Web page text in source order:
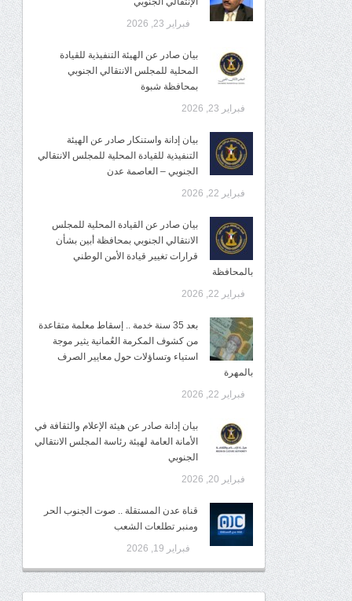
فبراير 23, 2026
بيان صادر عن الهيئة التنفيذية للقيادة
المحلية للمجلس الانتقالي الجنوبي
بمحافظة شبوة
فبراير 23, 2026
بيان إدانة واستنكار صادر عن الهيئة
التنفيذية للقيادة المحلية للمجلس الانتقالي
الجنوبي – العاصمة عدن
فبراير 22, 2026
بيان صادر عن القيادة المحلية للمجلس
الانتقالي الجنوبي بمحافظة أبين بشأن
قرارات تغيير قيادة الأمن الوطني
بالمحافظة
فبراير 22, 2026
بعد 35 سنة خدمة .. إسقاط معلمة متقاعدة
من كشوف المكرمة العُمانية يثير موجة
استياء وتساؤلات حول معايير الصرف
بالمهرة
فبراير 22, 2026
بيان إدانة صادر عن هيئة الإعلام والثقافة في
الأمانة العامة لهيئة رئاسة المجلس الانتقالي
الجنوبي
فبراير 20, 2026
قناة عدن المستقلة .. صوت الجنوب الحر
ومنبر تطلعات الشعب
فبراير 19, 2026